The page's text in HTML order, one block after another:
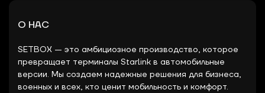
О НАС
SETBOX — это амбициозное производство, которое
превращает терминалы Starlink в автомобильные
версии. Мы создаем надежные решения для бизнеса,
военных и всех, кто ценит мобильность и комфорт.